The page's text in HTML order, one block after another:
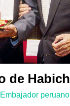
de Habich
peruano